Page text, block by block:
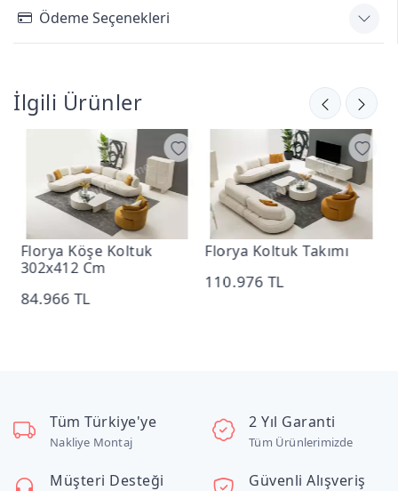
Ödeme Seçenekleri
İlgili Ürünler
Florya Köşe Koltuk
302x412 Cm
84.966 TL
Florya Koltuk Takımı
110.976 TL
Tüm Türkiye'ye
Nakliye Montaj
2 Yıl Garanti
Tüm Ürünlerimizde
Müşteri Desteği Güvenli Alışveriş